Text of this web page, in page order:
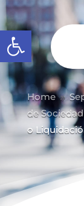
Abrir barra de
Home 9
de
o